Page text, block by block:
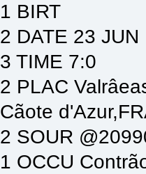
1 BIRT
2 DATE 23 JUN
3 TIME 7:0
2 PLAC
Cãote
2 SOUR
1 OCCU